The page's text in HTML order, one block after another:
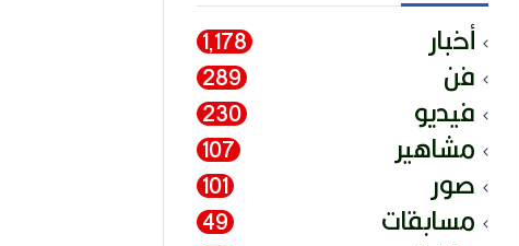
أخبار 1٬178
فن 289
فيديو 230
مشاهير 107
صور 101
مسابقات 49